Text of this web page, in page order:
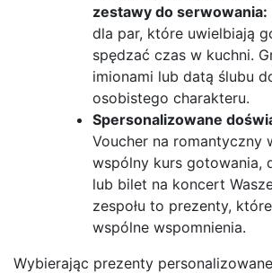
zestawy do serwowania:
dla par, które uwielbiają
spędzać czas w kuchni.
imionami lub datą ślubu
osobistego charakteru.
Spersonalizowane
Voucher na romantyczny
wspólny kurs gotowania,
lub bilet na koncert
zespołu to prezenty,
wspólne wspomnienia.
Wybierając prezenty